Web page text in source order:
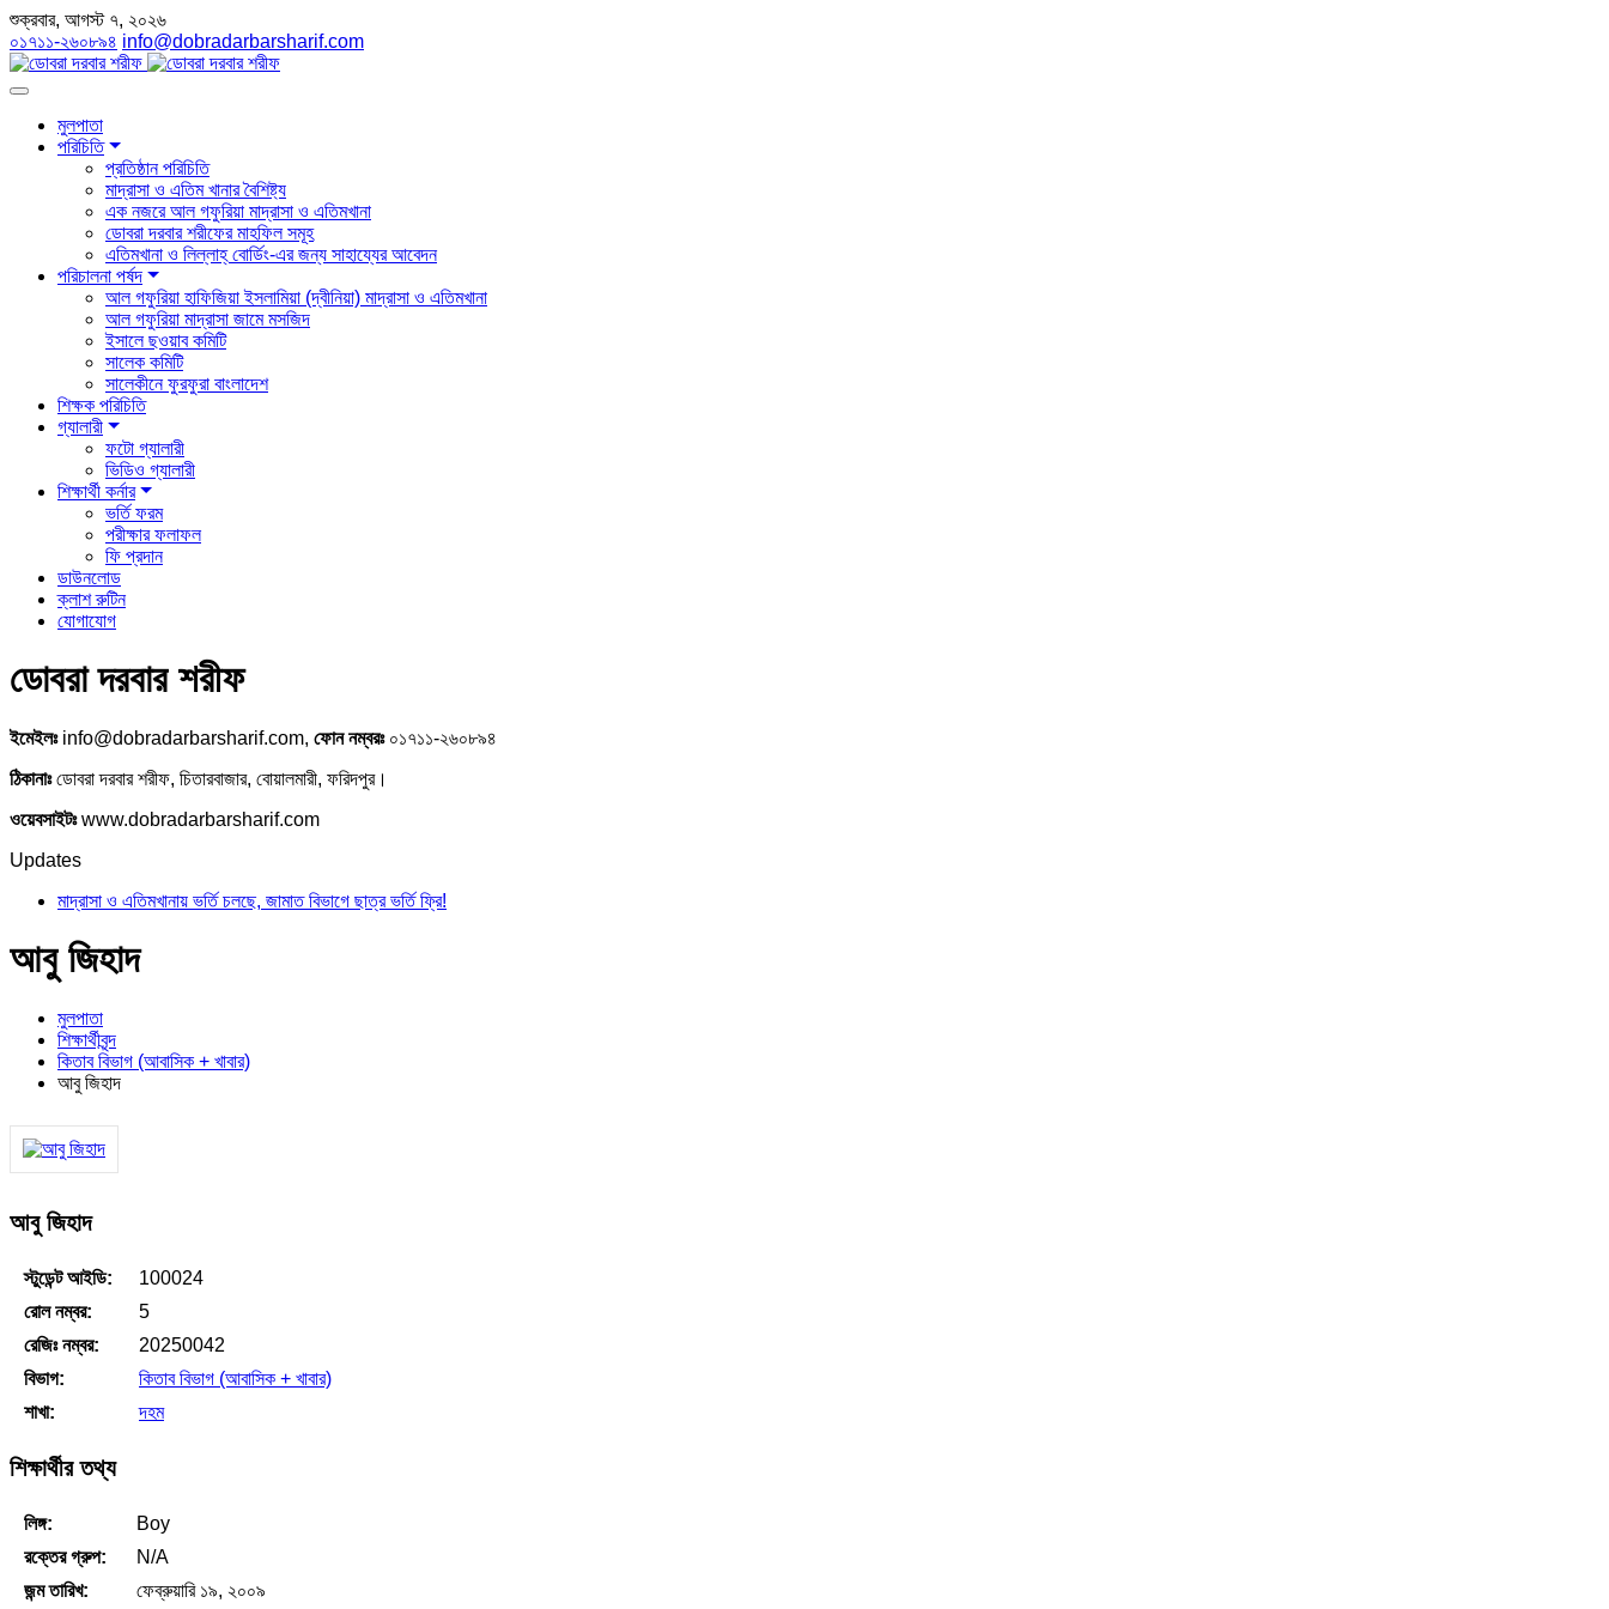
শুক্রবার, আগস্ট ৭, ২০২৬
০১৭১১-২৬০৮৯৪ info@dobradarbarsharif.com
মুলপাতা
পরিচিতি
প্রতিষ্ঠান পরিচিতি
মাদ্রাসা ও এতিম খানার বৈশিষ্ট্য
এক নজরে আল গফুরিয়া মাদ্রাসা ও এতিমখানা
ডোবরা দরবার শরীফের মাহফিল সমূহ
এতিমখানা ও লিল্লাহ্ বোর্ডিং-এর জন্য সাহায্যের আবেদন
পরিচালনা পর্ষদ
আল গফুরিয়া হাফিজিয়া ইসলামিয়া (দ্বীনিয়া) মাদ্রাসা ও এতিমখানা
আল গফুরিয়া মাদ্রাসা জামে মসজিদ
ইসালে ছওয়াব কমিটি
সালেক কমিটি
সালেকীনে ফুরফুরা বাংলাদেশ
শিক্ষক পরিচিতি
গ্যালারী
ফটো গ্যালারী
ভিডিও গ্যালারী
শিক্ষার্থী কর্নার
ভর্তি ফরম
পরীক্ষার ফলাফল
ফি প্রদান
ডাউনলোড
ক্লাশ রুটিন
যোগাযোগ
ডোবরা দরবার শরীফ
ইমেইলঃinfo@dobradarbarsharif.com, ফোন নম্বরঃ০১৭১১-২৬০৮৯৪
ঠিকানাঃডোবরা দরবার শরীফ, চিতারবাজার, বোয়ালমারী, ফরিদপুর।
ওয়েবসাইটঃwww.dobradarbarsharif.com
Updates
মাদ্রাসা ও এতিমখানায় ভর্তি চলছে, জামাত বিভাগে ছাত্র ভর্তি ফ্রি!
আবু জিহাদ
মুলপাতা
শিক্ষার্থীবৃন্দ
কিতাব বিভাগ (আবাসিক + খাবার)
আবু জিহাদ
আবু জিহাদ
স্টুডেন্ট আইডি:
100024
রোল নম্বর:
5
রেজিঃ নম্বর:
20250042
বিভাগ:
কিতাব বিভাগ (আবাসিক + খাবার)
শাখা:
দহম
শিক্ষার্থীর তথ্য
লিঙ্গ:
Boy
রক্তের গ্রুপ:
N/A
জন্ম তারিখ:
ফেব্রুয়ারি ১৯, ২০০৯